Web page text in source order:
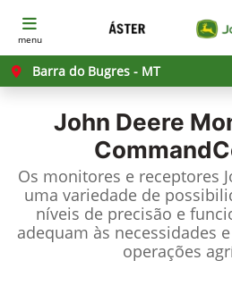
menu
Barra do Bugres - MT
John Deere
Os monitores e receptores
uma variedade de
níveis de precisão e
adequam às necessidades
operações